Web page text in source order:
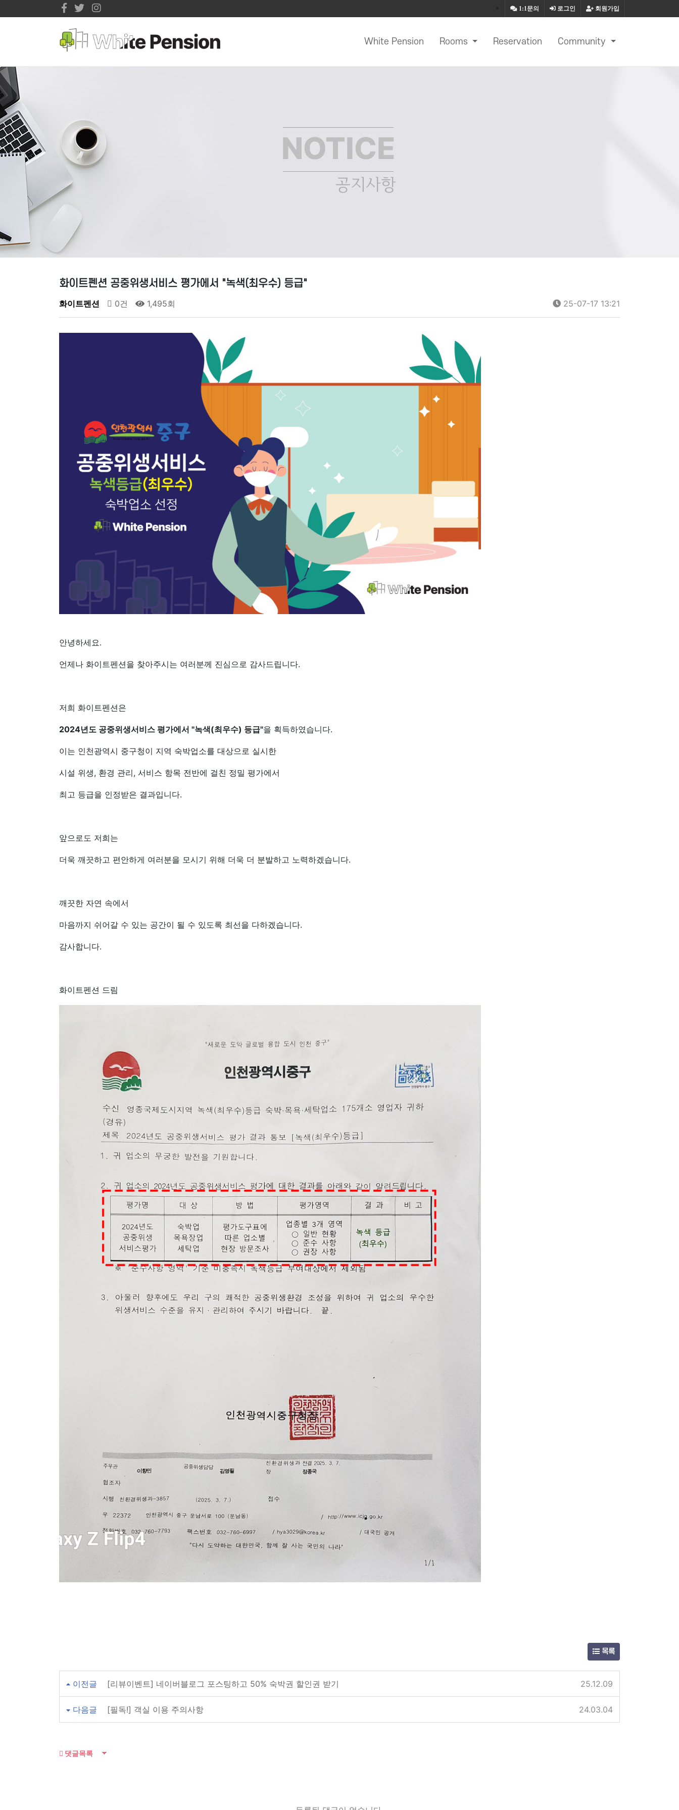
회원가입
로그인
1:1문의
White Pension Rooms Reservation Community
화이트펜션 공중위생서비스 평가에서 "녹색(최우수) 등급"
화이트펜션 0건 1,495회 25-07-17 13:21
안녕하세요.
언제나 화이트펜션을 찾아주시는 여러분께 진심으로 감사드립니다.
저희 화이트펜션은
2024년도 공중위생서비스 평가에서 "녹색(최우수) 등급"을 획득하였습니다.
이는 인천광역시 중구청이 지역 숙박업소를 대상으로 실시한
시설 위생, 환경 관리, 서비스 항목 전반에 걸친 정밀 평가에서
최고 등급을 인정받은 결과입니다.
앞으로도 저희는
더욱 깨끗하고 편안하게 여러분을 모시기 위해 더욱 더 분발하고 노력하겠습니다.
깨끗한 자연 속에서
마음까지 쉬어갈 수 있는 공간이 될 수 있도록 최선을 다하겠습니다.
감사합니다.
화이트펜션 드림
목록
이전글 [리뷰이벤트] 네이버블로그 포스팅하고 50% 숙박권 할인권 받기 25.12.09
다음글 [필독!] 객실 이용 주의사항 24.03.04
댓글목록